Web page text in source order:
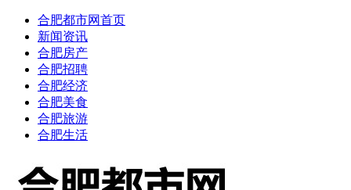
合肥都市网首页
新闻资讯
合肥房产
合肥招聘
合肥经济
合肥美食
合肥旅游
合肥生活